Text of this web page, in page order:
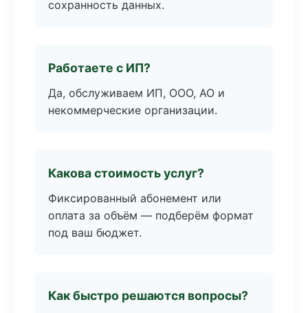
сохранность данных.
Работаете с ИП?
Да, обслуживаем ИП, ООО, АО и
некоммерческие организации.
Какова стоимость услуг?
Фиксированный абонемент или
оплата за объём — подберём формат
под ваш бюджет.
Как быстро решаются вопросы?